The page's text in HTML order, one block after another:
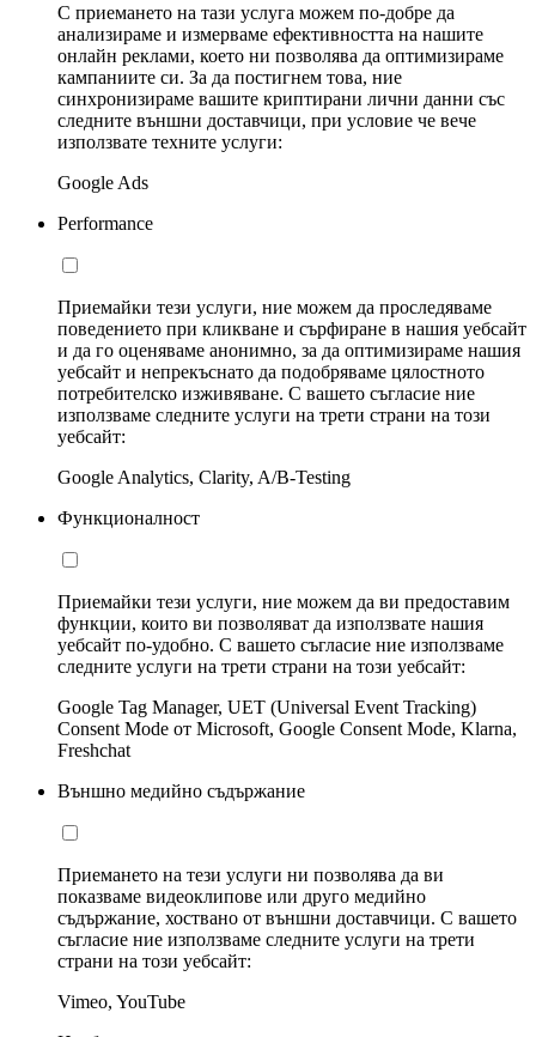
С приемането на тази услуга можем по-добре да
анализираме и измерваме ефективността на нашите
онлайн реклами, което ни позволява да оптимизираме
кампаниите си. За да постигнем това, ние
синхронизираме вашите криптирани лични данни със
следните външни доставчици, при условие че вече
използвате техните услуги:
Google Ads
Performance
Приемайки тези услуги, ние можем да проследяваме
поведението при кликване и сърфиране в нашия уебсайт
и да го оценяваме анонимно, за да оптимизираме нашия
уебсайт и непрекъснато да подобряваме цялостното
потребителско изживяване. С вашето съгласие ние
използваме следните услуги на трети страни на този
уебсайт:
Google Analytics, Clarity, A/B-Testing
Функционалност
Приемайки тези услуги, ние можем да ви предоставим
функции, които ви позволяват да използвате нашия
уебсайт по-удобно. С вашето съгласие ние използваме
следните услуги на трети страни на този уебсайт:
Google Tag Manager, UET (Universal Event Tracking)
Consent Mode от Microsoft, Google Consent Mode, Klarna,
Freshchat
Външно медийно съдържание
Приемането на тези услуги ни позволява да ви
показваме видеоклипове или друго медийно
съдържание, хоствано от външни доставчици. С вашето
съгласие ние използваме следните услуги на трети
страни на този уебсайт:
Vimeo, YouTube